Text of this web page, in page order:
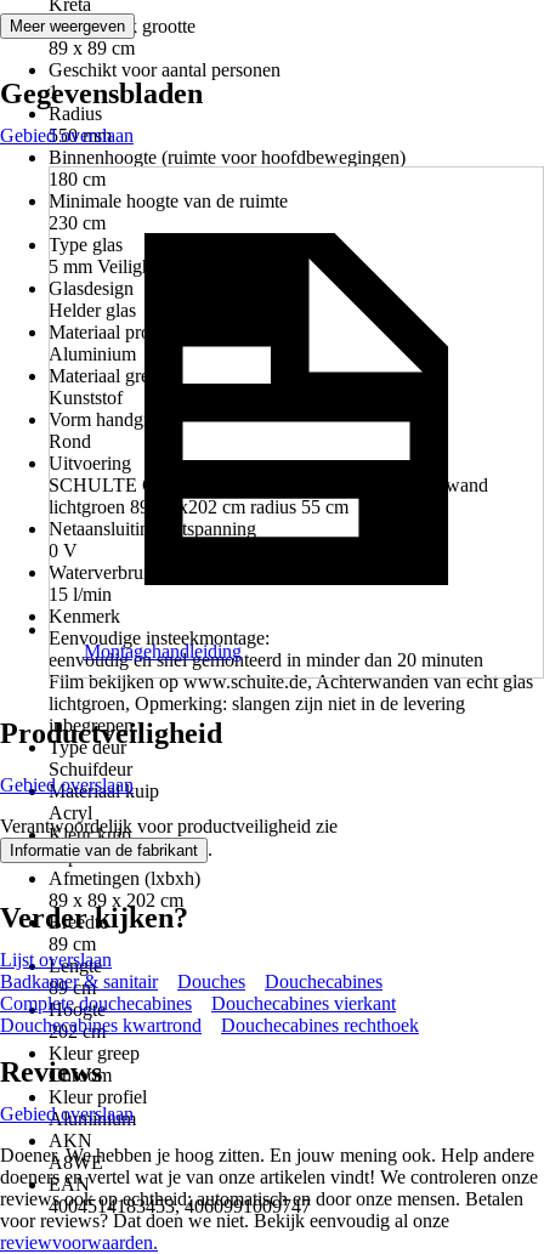
Kreta
Douchebak grootte
89 x 89 cm
Geschikt voor aantal personen
1
Radius
550 mm
Binnenhoogte (ruimte voor hoofdbewegingen)
180 cm
Minimale hoogte van de ruimte
230 cm
Type glas
5 mm Veiligheidsglas
Glasdesign
Helder glas
Materiaal profiel
Aluminium
Materiaal greep
Kunststof
Vorm handgreep
Rond
Uitvoering
SCHULTE Complete douchecabine Korfu II achterwand
lichtgroen 89x89x202 cm radius 55 cm
Netaansluiting/netspanning
0 V
Waterverbruik
15 l/min
Kenmerk
Eenvoudige insteekmontage:
eenvoudig en snel gemonteerd in minder dan 20 minuten
Film bekijken op www.schulte.de, Achterwanden van echt glas
lichtgroen, Opmerking: slangen zijn niet in de levering
inbegrepen.
Type deur
Schuifdeur
Materiaal kuip
Acryl
Kleur kuip
Alpinwit
Afmetingen (lxbxh)
89 x 89 x 202 cm
Breedte
89 cm
Lengte
89 cm
Hoogte
202 cm
Kleur greep
Chroom
Kleur profiel
Aluminium
AKN
A8WE
EAN
4004514183453, 4060991009747
Meer weergeven
Gegevensbladen
Gebied overslaan
Montagehandleiding
Productveiligheid
Gebied overslaan
Verantwoordelijk voor productveiligheid zie
Informatie van de fabrikant .
Verder kijken?
Lijst overslaan
Badkamer & sanitair
Douches
Douchecabines
Complete douchecabines
Douchecabines vierkant
Douchecabines kwartrond
Douchecabines rechthoek
Reviews
Gebied overslaan
Doener. We hebben je hoog zitten. En jouw mening ook. Help andere
doeners en vertel wat je van onze artikelen vindt! We controleren onze
reviews ook op echtheid; automatisch en door onze mensen. Betalen
voor reviews? Dat doen we niet. Bekijk eenvoudig al onze
reviewvoorwaarden.